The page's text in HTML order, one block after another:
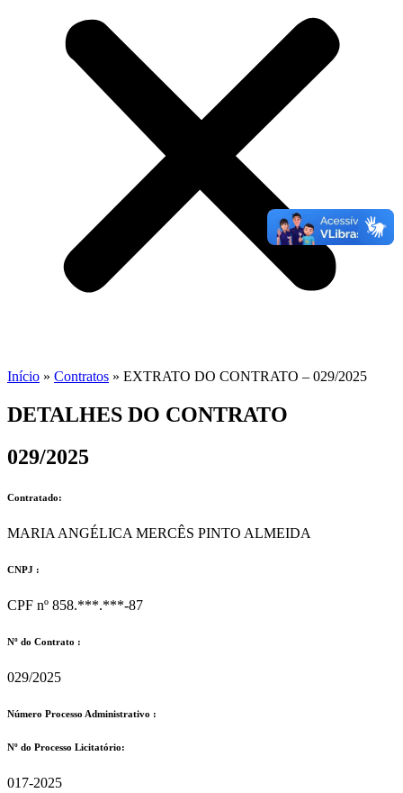
Início » Contratos » EXTRATO DO CONTRATO – 029/2025
DETALHES DO CONTRATO​
029/2025
Contratado:
MARIA ANGÉLICA MERCÊS PINTO ALMEIDA
CNPJ :
CPF nº 858.***.***-87
Nº do Contrato :
029/2025
Número Processo Administrativo :
Nº do Processo Licitatório:
017-2025